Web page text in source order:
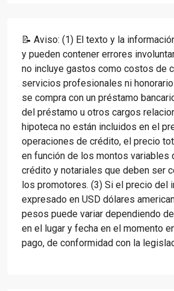
📝 Aviso: (1) El texto y la
y pueden contener errores
no incluye gastos como costos de
servicios profesionales ni
se compra con un préstamo
del préstamo u otros cargos
hipoteca no están incluidos en el
operaciones de crédito, el precio
en función de los montos variables
crédito y notariales que deben ser
los promotores. (3) Si el precio del
expresado en USD dólares
pesos puede variar dependiendo
en el lugar y fecha en el momento
pago, de conformidad con la